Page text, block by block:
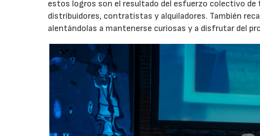
estos logros son el resultado del esfuerzo colectivo
distribuidores, contratistas y alquiladores. También
alentándolas a mantenerse curiosas y a disfrutar del